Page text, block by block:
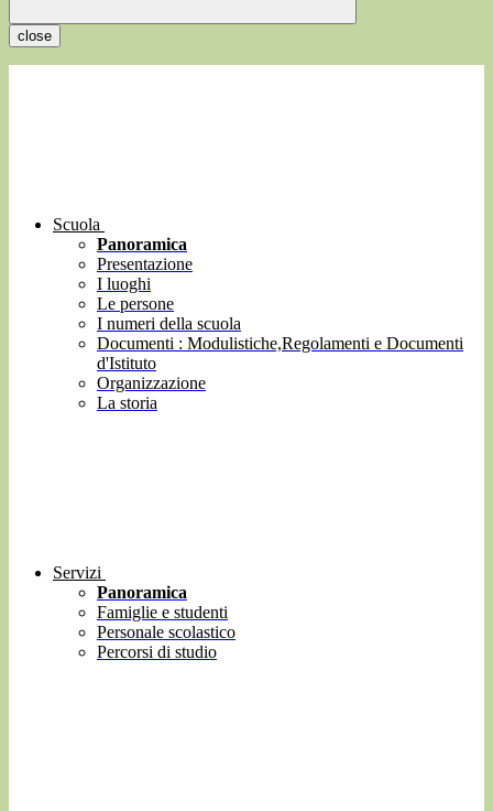
close
Scuola
Panoramica
Presentazione
I luoghi
Le persone
I numeri della scuola
Documenti : Modulistiche,Regolamenti e Documenti
d'Istituto
Organizzazione
La storia
Servizi
Panoramica
Famiglie e studenti
Personale scolastico
Percorsi di studio